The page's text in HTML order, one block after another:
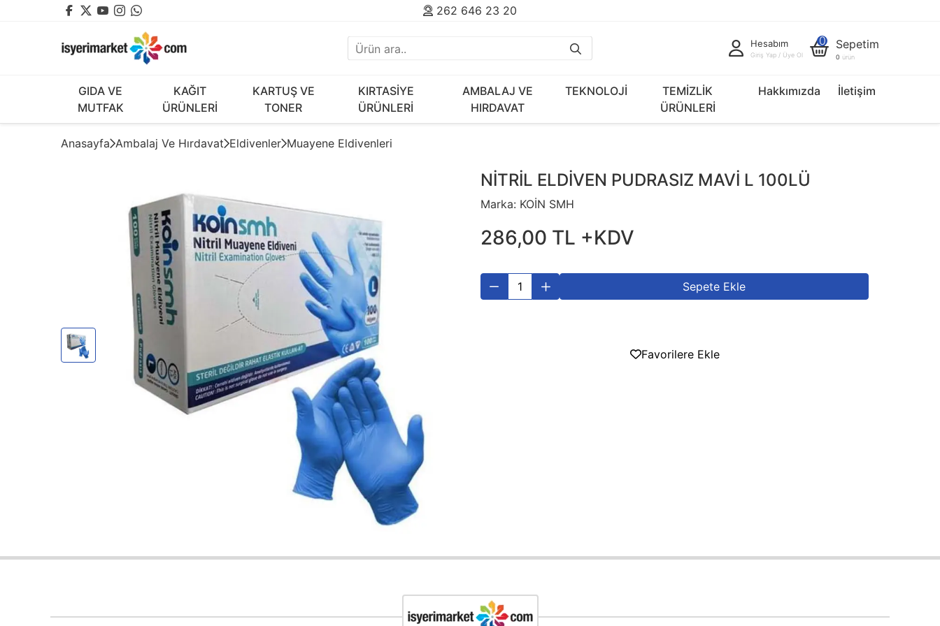
262 646 23 20
Hesabım
Giriş Yap / Üye Ol
0 Sepetim
0 ürün
GIDA VE
MUTFAK
KAĞIT
ÜRÜNLERİ
KARTUŞ VE
TONER
KIRTASİYE
ÜRÜNLERİ
AMBALAJ VE
HIRDAVAT
TEKNOLOJİ
TEMİZLİK
ÜRÜNLERİ
Hakkımızda İletişim
Anasayfa Ambalaj Ve Hırdavat Eldivenler Muayene Eldivenleri
NİTRİL ELDİVEN PUDRASIZ MAVİ L 100LÜ
Marka: KOİN SMH
286,00 TL +KDV
Sepete Ekle
Favorilere Ekle